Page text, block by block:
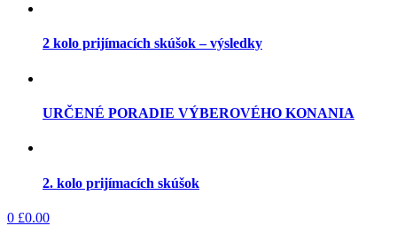
2 kolo prijímacích skúšok – výsledky
URČENÉ PORADIE VÝBEROVÉHO KONANIA
2. kolo prijímacích skúšok
0 £0.00